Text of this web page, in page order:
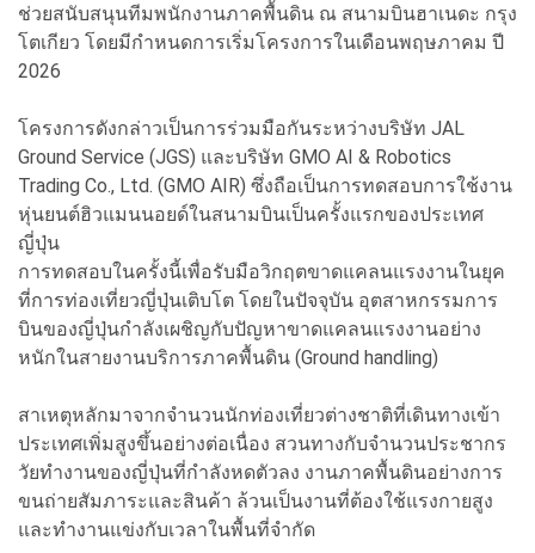
ช่วยสนับสนุนทีมพนักงานภาคพื้นดิน ณ สนามบินฮาเนดะ กรุง
โตเกียว โดยมีกำหนดการเริ่มโครงการในเดือนพฤษภาคม ปี
2026
โครงการดังกล่าวเป็นการร่วมมือกันระหว่างบริษัท JAL
Ground Service (JGS) และบริษัท GMO AI & Robotics
Trading Co., Ltd. (GMO AIR) ซึ่งถือเป็นการทดสอบการใช้งาน
หุ่นยนต์ฮิวแมนนอยด์ในสนามบินเป็นครั้งแรกของประเทศ
ญี่ปุ่น
การทดสอบในครั้งนี้เพื่อรับมือวิกฤตขาดแคลนแรงงานในยุค
ที่การท่องเที่ยวญี่ปุ่นเติบโต โดยในปัจจุบัน อุตสาหกรรมการ
บินของญี่ปุ่นกำลังเผชิญกับปัญหาขาดแคลนแรงงานอย่าง
หนักในสายงานบริการภาคพื้นดิน (Ground handling)
สาเหตุหลักมาจากจำนวนนักท่องเที่ยวต่างชาติที่เดินทางเข้า
ประเทศเพิ่มสูงขึ้นอย่างต่อเนื่อง สวนทางกับจำนวนประชากร
วัยทำงานของญี่ปุ่นที่กำลังหดตัวลง งานภาคพื้นดินอย่างการ
ขนถ่ายสัมภาระและสินค้า ล้วนเป็นงานที่ต้องใช้แรงกายสูง
และทำงานแข่งกับเวลาในพื้นที่จำกัด